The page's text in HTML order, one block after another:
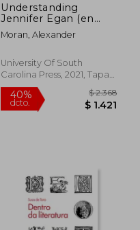
Understanding
Jennifer Egan (en
Inglés)
Moran, Alexander
University Of South
Carolina Press, 2021, Tapa
Blanda, Nuevo